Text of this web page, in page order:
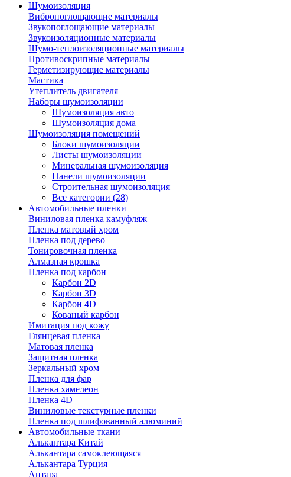
Шумоизоляция
Вибропоглощающие материалы
Звукопоглощающие материалы
Звукоизоляционные материалы
Шумо-теплоизоляционные материалы
Противоскрипные материалы
Герметизирующие материалы
Мастика
Утеплитель двигателя
Наборы шумоизоляции
Шумоизоляция авто
Шумоизоляция дома
Шумоизоляция помещений
Блоки шумоизоляции
Листы шумоизоляции
Минеральная шумоизоляция
Панели шумоизоляции
Строительная шумоизоляция
Все категории (28)
Автомобильные пленки
Виниловая пленка камуфляж
Пленка матовый хром
Пленка под дерево
Тонировочная пленка
Алмазная крошка
Пленка под карбон
Карбон 2D
Карбон 3D
Карбон 4D
Кованый карбон
Имитация под кожу
Глянцевая пленка
Матовая пленка
Защитная пленка
Зеркальный хром
Пленка для фар
Пленка хамелеон
Пленка 4D
Виниловые текстурные пленки
Пленка под шлифованный алюминий
Автомобильные ткани
Алькантара Китай
Алькантара самоклеющаяся
Алькантара Турция
Антара